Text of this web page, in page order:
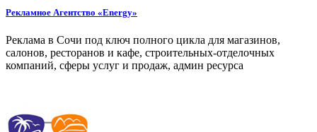
Рекламное Агентство «Energy»
Реклама в Сочи под ключ полного цикла для магазинов,
салонов, ресторанов и кафе, строительных-отделочных
компаний, сферы услуг и продаж, админ ресурса